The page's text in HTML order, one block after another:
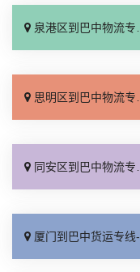
泉港区到巴中物流专线_直达到站「直通专线」
思明区到巴中物流专线_一站式托运「直通专线」
同安区到巴中物流专线_保证时效「一站式托运」
厦门到巴中货运专线-厦门到巴中物流公司_收费介绍「高效快运」